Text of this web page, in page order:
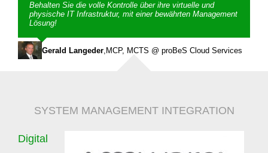
Behalten Sie die volle Kontrolle über ihre virtuelle und
physische IT Infrastruktur, mit einer bewährten Management
Lösung!
Gerald Langeder, MCP, MCTS @ proBeS Cloud Services
SYSTEM MANAGEMENT INTEGRATION
Digital